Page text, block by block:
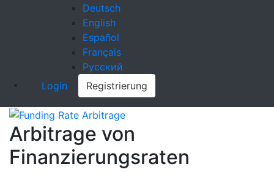
Deutsch
English
Español
Français
Русский
Login
Registrierung
Arbitrage von
Finanzierungsraten